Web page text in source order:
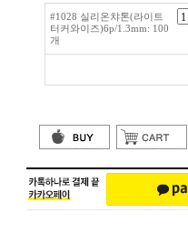
#1028 실리온챠톤(라이트
터커와이즈)6p/1.3mm: 100
개